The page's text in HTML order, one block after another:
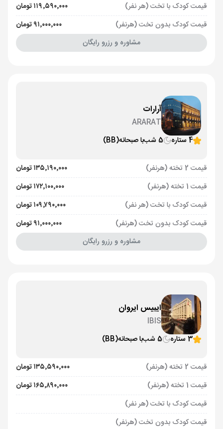
قیمت کودک با تخت (هر نفر)
۱۱۹٬۵۹۰٬۰۰۰ تومان
قیمت کودک بدون تخت (هرنفر)
۹۱٬۰۰۰٬۰۰۰ تومان
مشاوره و رزرو رایگان
آرارات
ARARAT
4 ستاره
5 شب با صبحانه(BB)
قیمت 2 تخته (هرنفر)
۱۳۵٬۱۹۰٬۰۰۰ تومان
قیمت 1 تخته (هرنفر)
۱۷۲٬۱۰۰٬۰۰۰ تومان
قیمت کودک با تخت (هر نفر)
۱۰۹٬۷۹۰٬۰۰۰ تومان
قیمت کودک بدون تخت (هرنفر)
۹۱٬۰۰۰٬۰۰۰ تومان
مشاوره و رزرو رایگان
ایبیس ایروان
IBIS
3 ستاره
5 شب با صبحانه(BB)
قیمت 2 تخته (هرنفر)
۱۳۵٬۵۹۰٬۰۰۰ تومان
قیمت 1 تخته (هرنفر)
۱۶۵٬۸۹۰٬۰۰۰ تومان
قیمت کودک با تخت (هر نفر)
قیمت کودک بدون تخت (هرنفر)